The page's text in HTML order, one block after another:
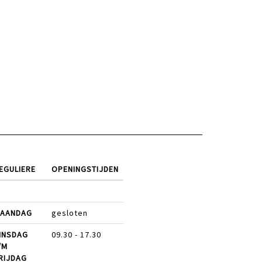
OPENINGSTIJDEN
gesloten
09.30 - 17.30